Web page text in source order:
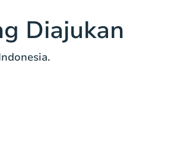
Diajukan